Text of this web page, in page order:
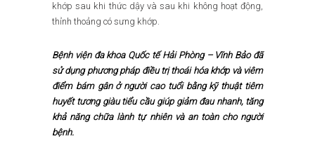
khớp sau khi thức dậy và sau khi không hoạt động,
thỉnh thoảng có sưng khớp.
Bệnh viện đa khoa Quốc tế Hải Phòng – Vĩnh Bảo đã
sử dụng phương pháp điều trị thoái hóa khớp và viêm
điểm bám gân ở người cao tuổi bằng kỹ thuật tiêm
huyết tương giàu tiểu cầu giúp giảm đau nhanh, tăng
khả năng chữa lành tự nhiên và an toàn cho người
bệnh.